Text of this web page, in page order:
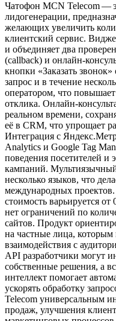
Чатофон MCN Telecom —
лидогенерации,
желающих увеличить
клиентский сервис.
и объединяет два
(callback) и
кнопки «Заказать
запрос и в течение
оператором, что
отклика.
реальном времени,
её в CRM, что упрощает
Интеграция с
Analytics и Google Tag
поведения посетителей и
кампаний.
несколько языков, что
международных
стоимость варьируется
нет ограничений по
сайтов. Продукт
на частные лица,
взаимодействия с
API разработчики могут
собственные решения, а
интеллект помогает
ускорять обработку
Telecom универсальным
продаж, улучшения